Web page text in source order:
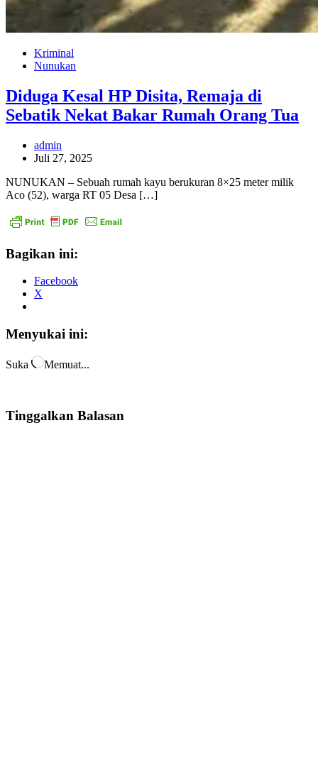
Kriminal
Nunukan
Diduga Kesal HP Disita, Remaja di
Sebatik Nekat Bakar Rumah Orang Tua
admin
Juli 27, 2025
NUNUKAN – Sebuah rumah kayu berukuran 8×25 meter milik
Aco (52), warga RT 05 Desa […]
Bagikan ini:
Facebook
X
Menyukai ini:
Suka Memuat...
Tinggalkan Balasan